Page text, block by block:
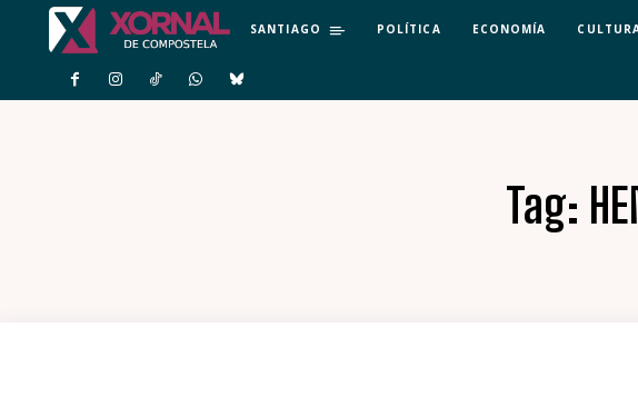
SANTIAGO POLÍTICA ECONOMÍA
Tag: